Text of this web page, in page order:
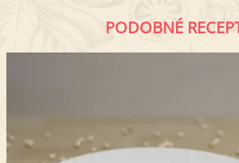
PODOBNÉ